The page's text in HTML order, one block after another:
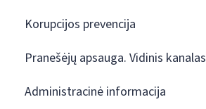
Korupcijos prevencija
Pranešėjų apsauga. Vidinis kanalas
Administracinė informacija